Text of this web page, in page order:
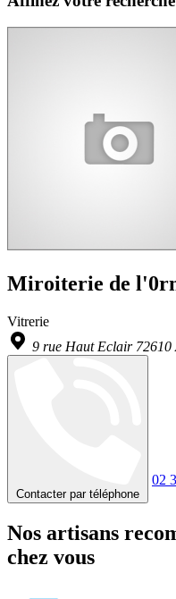
Miroiterie de
Vitrerie
9 rue Haut Eclair 72610
Contacter par téléphone
02
Nos artisans
chez vous